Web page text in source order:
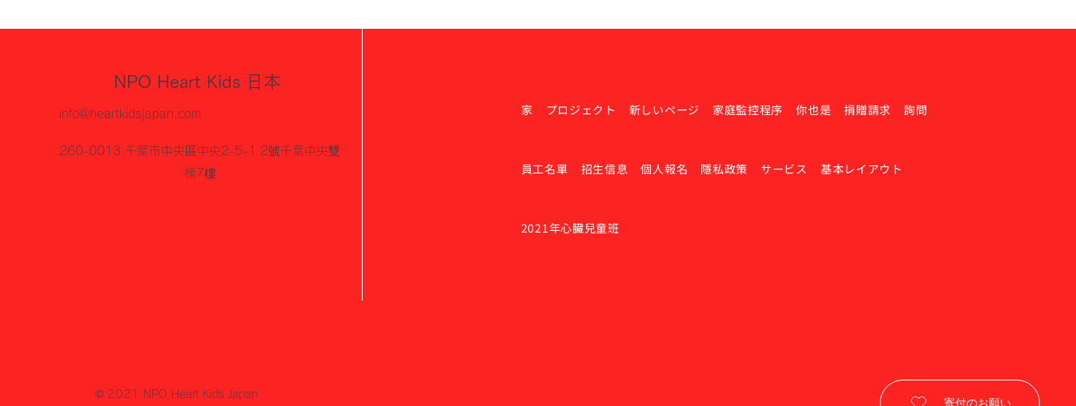
寄付のお願い
NPO Heart Kids 日本
info@heartkidsjapan.com
260-0013 千葉市中央區中央2-5-1 2號千葉中央雙
棟7樓
© 2021 NPO Heart Kids Japan
家 プロジェクト 新しいページ 家庭監控程序 你也是 捐贈請求 詢問
員工名單 招生信息 個人報名 隱私政策 サービス 基本レイアウト
2021年心臟兒童班